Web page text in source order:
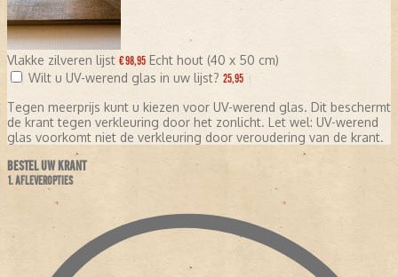
Vlakke zilveren lijst € 98,95 Echt hout (40 x 50 cm)
Wilt u UV-werend glas in uw lijst? 25,95
Tegen meerprijs kunt u kiezen voor UV-werend glas. Dit beschermt
de krant tegen verkleuring door het zonlicht. Let wel: UV-werend
glas voorkomt niet de verkleuring door veroudering van de krant.
BESTEL UW KRANT
1. AFLEVEROPTIES